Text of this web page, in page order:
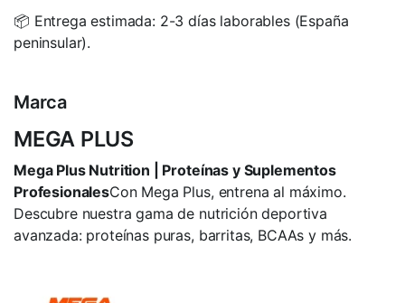
📦 Entrega estimada: 2-3 días laborables (España
peninsular).
Marca
MEGA PLUS
Mega Plus Nutrition | Proteínas y Suplementos
ProfesionalesCon Mega Plus, entrena al máximo.
Descubre nuestra gama de nutrición deportiva
avanzada: proteínas puras, barritas, BCAAs y más.